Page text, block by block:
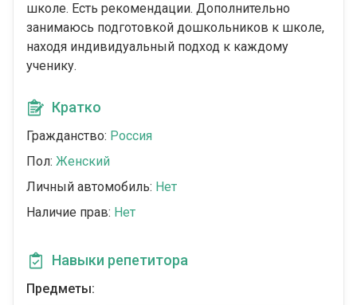
школе. Есть рекомендации. Дополнительно
занимаюсь подготовкой дошкольников к школе,
находя индивидуальный подход к каждому
ученику.
Кратко
Гражданство: Россия
Пол: Женский
Личный автомобиль: Нет
Наличие прав: Нет
Навыки репетитора
Предметы: